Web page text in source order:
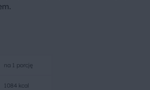
na 1 porcję
1084 kcal